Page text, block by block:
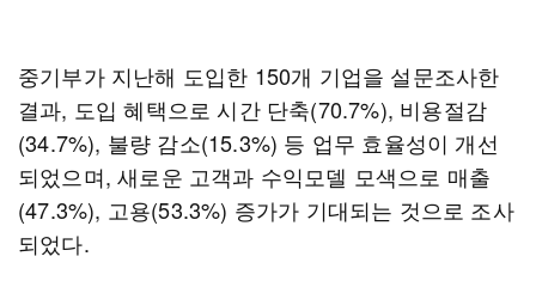
중기부가 지난해 도입한 150개 기업을 설문조사한
결과, 도입 혜택으로 시간 단축(70.7%), 비용절감
(34.7%), 불량 감소(15.3%) 등 업무 효율성이 개선
되었으며, 새로운 고객과 수익모델 모색으로 매출
(47.3%), 고용(53.3%) 증가가 기대되는 것으로 조사
되었다.